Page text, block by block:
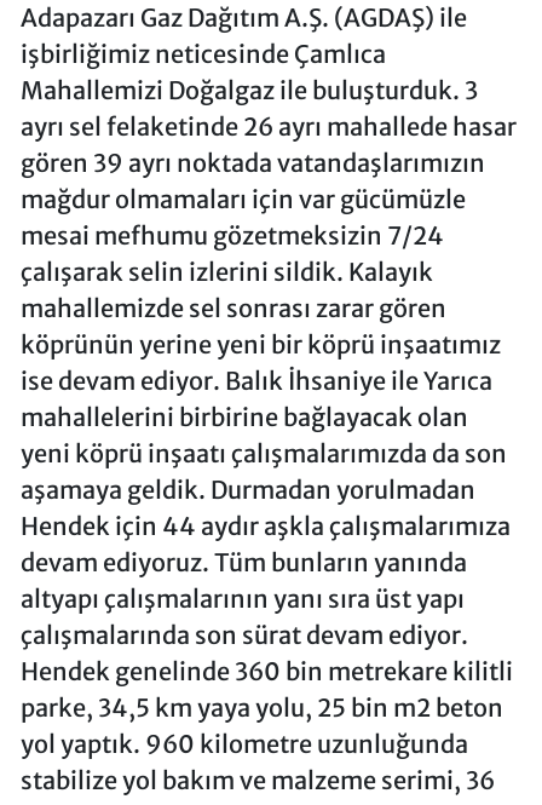
Adapazarı Gaz Dağıtım A.Ş. (AGDAŞ) ile
işbirliğimiz neticesinde Çamlıca
Mahallemizi Doğalgaz ile buluşturduk. 3
ayrı sel felaketinde 26 ayrı mahallede hasar
gören 39 ayrı noktada vatandaşlarımızın
mağdur olmamaları için var gücümüzle
mesai mefhumu gözetmeksizin 7/24
çalışarak selin izlerini sildik. Kalayık
mahallemizde sel sonrası zarar gören
köprünün yerine yeni bir köprü inşaatımız
ise devam ediyor. Balık İhsaniye ile Yarıca
mahallelerini birbirine bağlayacak olan
yeni köprü inşaatı çalışmalarımızda da son
aşamaya geldik. Durmadan yorulmadan
Hendek için 44 aydır aşkla çalışmalarımıza
devam ediyoruz. Tüm bunların yanında
altyapı çalışmalarının yanı sıra üst yapı
çalışmalarında son sürat devam ediyor.
Hendek genelinde 360 bin metrekare kilitli
parke, 34,5 km yaya yolu, 25 bin m2 beton
yol yaptık. 960 kilometre uzunluğunda
stabilize yol bakım ve malzeme serimi, 36